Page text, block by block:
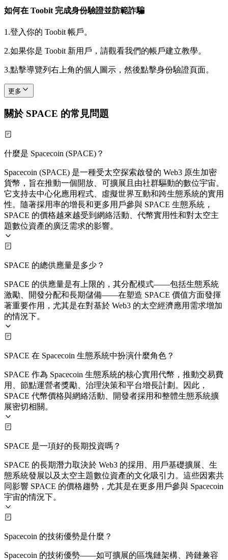
如何在 Toobit 完成身份驗證並防範詐騙
1.登入你的 Toobit 帳戶。
2.如果你是 Toobit 新用戶，請觀看我們的帳戶建立教學。
3.點擊導覽列右上角的個人圖示，然後點擊身份驗證頁面。
更多
關於 SPACE 的常見問題
什麼是 Spacecoin (SPACE)？
Spacecoin (SPACE) 是一種受太空探索啟發的 Web3 原生加密
貨幣，旨在推動一個開放、可擴展且由社群驅動的數位宇宙。
它支持去中心化應用程式、虛擬世界互動和跨生態系統的實用
性。隨著採用率的增長和更多用戶參與 SPACE 生態系統，
SPACE 的價格越來越受到網絡活動、代幣實用性和對太空主
題數位資產的廣泛需求的影響。
SPACE 的總供應量是多少？
SPACE 的供應量是有上限的，其分配模式——包括生態系統
激勵、開發分配和長期儲備——在塑造 SPACE 價值方面發揮
著重要作用，尤其是在對基於 Web3 的太空經濟應用需求增加
的情況下。
SPACE 在 Spacecoin 生態系統中扮演什麼角色？
SPACE 作為 Spacecoin 生態系統的核心實用代幣，推動交易費
用、節點運營者獎勵、治理決策和平台增長計劃。因此，
SPACE 代幣價格與網絡活動、開發者採用和整體生態系統擴
展密切相關。
SPACE 是一項好的長期投資嗎？
SPACE 的長期潛力取決於 Web3 的採用、用戶基礎擴展、生
態系統發展以及太空主題數位資產的文化吸引力。這些因素共
同影響 SPACE 的價格趨勢，尤其是在更多用戶參與 Spacecoin
宇宙的情況下。
Spacecoin 的技術優勢是什麼？
Spacecoin 的技術優勢——如可擴展的區塊鏈架構、跨鏈兼容